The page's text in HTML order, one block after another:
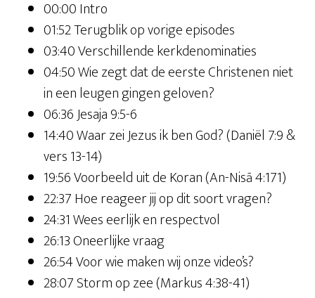
00:00 Intro
01:52 Terugblik op vorige episodes
03:40 Verschillende kerkdenominaties
04:50 Wie zegt dat de eerste Christenen niet
in een leugen gingen geloven?
06:36 Jesaja 9:5-6
14:40 Waar zei Jezus ik ben God? (Daniël 7:9 &
vers 13-14)
19:56 Voorbeeld uit de Koran (An-Nisā 4:171)
22:37 Hoe reageer jij op dit soort vragen?
24:31 Wees eerlijk en respectvol
26:13 Oneerlijke vraag
26:54 Voor wie maken wij onze video’s?
28:07 Storm op zee (Markus 4:38-41)